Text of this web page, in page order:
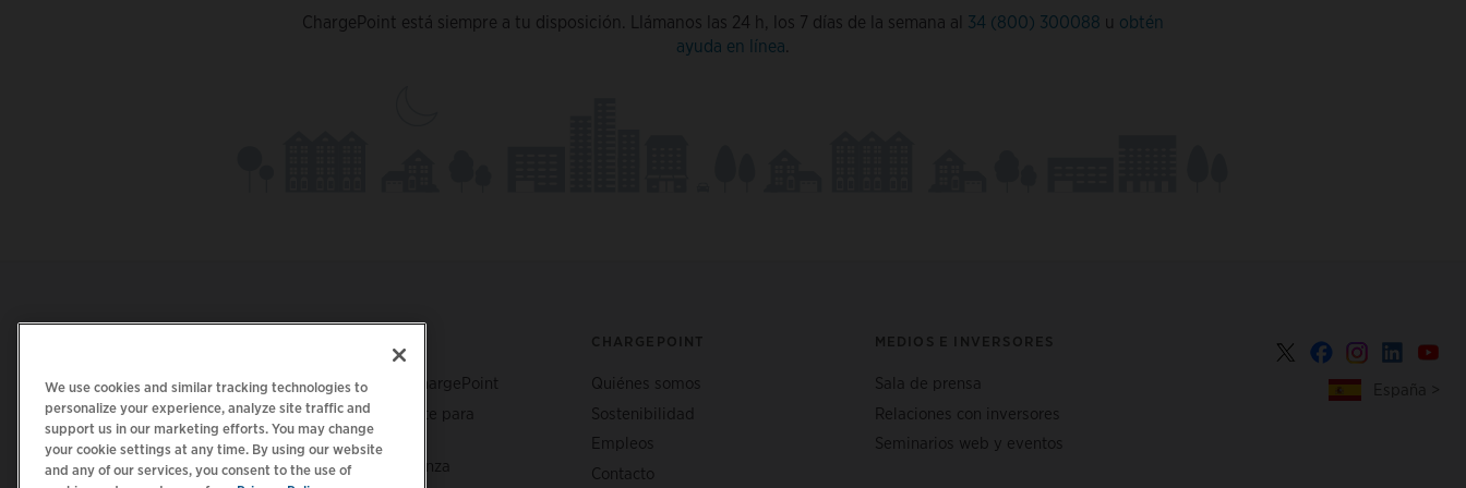
ChargePoint está siempre a tu disposición. Llámanos las 24 h, los 7 días de la semana al 34 (800) 300088 u obtén
ayuda en línea.
Asistencia de ChargePoint
Centro de soporte para
conductores
Centro de confianza
CHARGEPOINT
Quiénes somos
Sostenibilidad
Empleos
Contacto
MEDIOS E INVERSORES
Sala de prensa
Relaciones con inversores
Seminarios web y eventos
España >
We use cookies and similar tracking technologies to
personalize your experience, analyze site traffic and
support us in our marketing efforts. You may change
your cookie settings at any time. By using our website
and any of our services, you consent to the use of